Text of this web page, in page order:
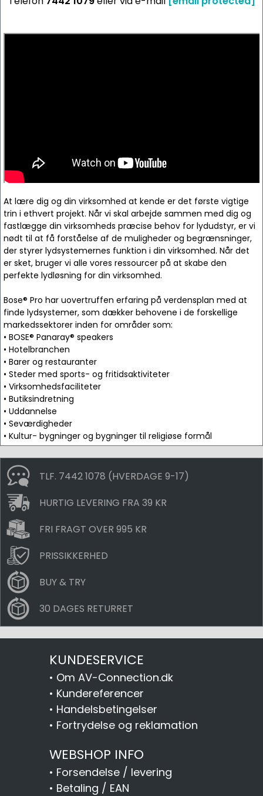
At lære dig og din virksomhed at kende er det første vigtige
trin i ethvert projekt. Når vi skal arbejde sammen med dig og
fastlægge din virksomheds præcise behov for lydudstyr, er vi
nødt til at få forståelse af de muligheder og begrænsninger,
der styrer lydsystemernes funktion i din virksomhed. Når det
er sket, bruger vi alle vores ressourcer på at skabe den
perfekte lydløsning for din virksomhed.
Bose® Pro har uovertruffen erfaring på verdensplan med at
finde lydsystemer, som dækker behovene i de forskellige
markedssektorer inden for områder som:
• BOSE® Panaray® speakers
• Hotelbranchen
• Barer og restauranter
• Steder med sports- og fritidsaktiviteter
• Virksomhedsfaciliteter
• Butiksindretning
• Uddannelse
• Seværdigheder
• Kultur- bygninger og bygninger til religiøse formål
TLF. 7442 1078 (HVERDAGE 9-17)
HURTIG LEVERING FRA 39 KR
FRI FRAGT OVER 995 KR
PRISSIKKERHED
BUY & TRY
30 DAGES RETURRET
KUNDESERVICE
• Om AV-Connection.dk
• Kundereferencer
• Handelsbetingelser
• Fortrydelse og reklamation
WEBSHOP INFO
• Forsendelse / levering
• Betaling / EAN